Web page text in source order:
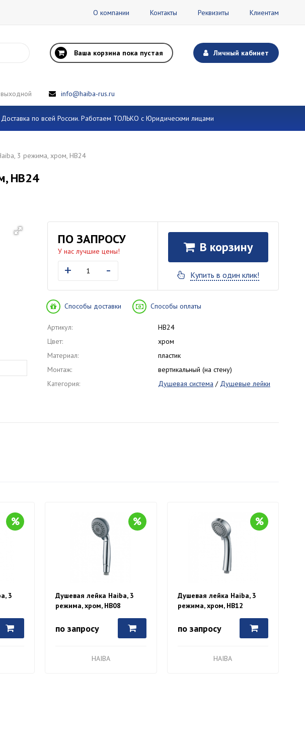
О компании Контакты Реквизиты Клиентам
Ваша корзина пока пустая Личный кабинет
info@haiba-rus.ru
по всей России. Работаем ТОЛЬКО с Юридическми лицами
3 режима, хром, HB24
HB24
ПО ЗАПРОСУ
У нас лучшие цены!
+ -
В корзину
Купить в один клик!
Способы доставки Способы оплаты
Артикул:
HB24
Цвет:
хром
Материал:
пластик
Монтаж:
вертикальный (на стену)
Категория:
Душевая система / Душевые лейки
3
Душевая лейка Haiba, 3
режима, хром, HB08
по запросу
HAIBA
Душевая лейка Haiba, 3
режима, хром, HB12
по запросу
HAIBA